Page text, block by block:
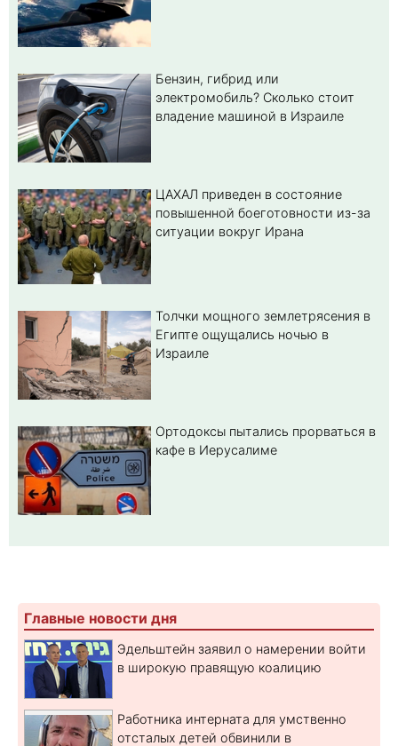
Бензин, гибрид или
электромобиль? Cколько стоит
владение машиной в Израиле
ЦАХАЛ приведен в состояние
повышенной боеготовности из-за
ситуации вокруг Ирана
Толчки мощного землетрясения в
Египте ощущались ночью в
Израиле
Ортодоксы пытались прорваться в
кафе в Иерусалиме
Главные новости дня
Эдельштейн заявил о намерении войти
в широкую правящую коалицию
Работника интерната для умственно
отсталых детей обвинили в